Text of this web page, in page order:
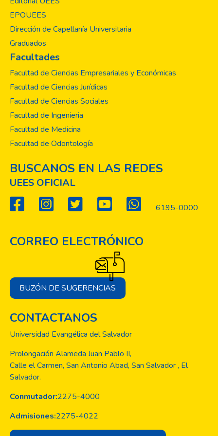
EPOUEES
Dirección de Capellanía Universitaria
Graduados
Facultades
Facultad de Ciencias Empresariales y Económicas
Facultad de Ciencias Jurídicas
Facultad de Ciencias Sociales
Facultad de Ingenieria
Facultad de Medicina
Facultad de Odontología
BUSCANOS EN LAS REDES
UEES OFICIAL
6195-0000
CORREO ELECTRÓNICO
BUZÓN DE SUGERENCIAS
CONTACTANOS
Universidad Evangélica del Salvador
Prolongación Alameda Juan Pablo II,
Calle el Carmen, San Antonio Abad, San Salvador , El
Salvador.
Conmutador:2275-4000
Admisiones:2275-4022